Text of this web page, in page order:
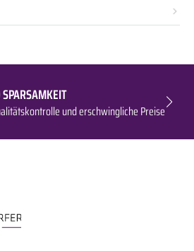
und erschwingliche Preise